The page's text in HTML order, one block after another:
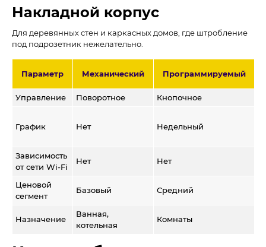
Накладной корпус
Для деревянных стен и каркасных домов, где штробление
под подрозетник нежелательно.
Параметр Механический Программируемый
Управление Поворотное Кнопочное
График Нет Недельный
Зависимость
от сети Wi-Fi
Нет Нет
Ценовой
сегмент
Базовый Средний
Назначение
Ванная,
котельная
Комнаты